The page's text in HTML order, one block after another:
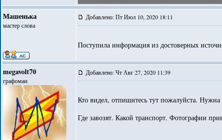
Машенька
мастер слова
Добавлено: Пт Июл 10, 2020 18:11
Поступила информация из достоверных
megavolt70
графоман
Добавлено: Чт Авг 27, 2020 11:39
Кто видел, отпишитесь тут пожалуйста.
Где завозят. Какой транспорт. Фотографии